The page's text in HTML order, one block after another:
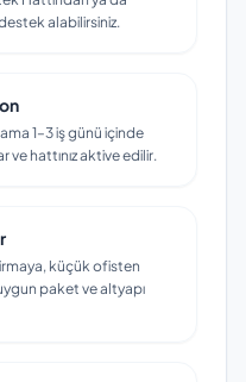
alabilirsiniz.
1–3 iş günü içinde
hattınız aktive edilir.
küçük ofisten
paket ve altyapı